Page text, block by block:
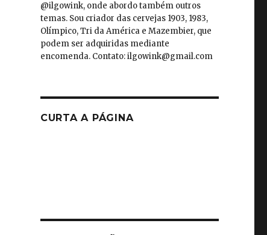
@ilgowink, onde abordo também outros
temas. Sou criador das cervejas 1903, 1983,
Olímpico, Tri da América e Mazembier, que
podem ser adquiridas mediante
encomenda. Contato: ilgowink@gmail.com
CURTA A PÁGINA